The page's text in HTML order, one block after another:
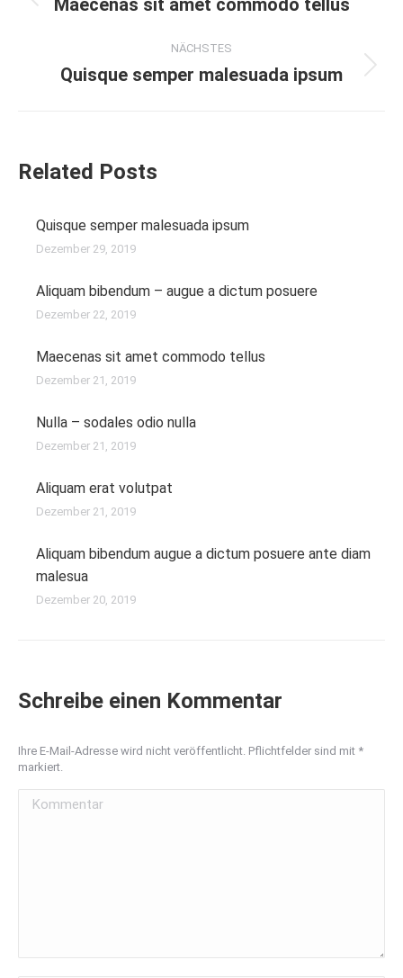
Vorheriger
Maecenas sit amet commodo tellus
NÄCHSTES
Nächster
Quisque semper malesuada ipsum
Related Posts
Quisque semper malesuada ipsum
Dezember 29, 2019
Aliquam bibendum – augue a dictum posuere
Dezember 22, 2019
Maecenas sit amet commodo tellus
Dezember 21, 2019
Nulla – sodales odio nulla
Dezember 21, 2019
Aliquam erat volutpat
Dezember 21, 2019
Aliquam bibendum augue a dictum posuere ante diam
malesua
Dezember 20, 2019
Schreibe einen Kommentar
Ihre E-Mail-Adresse wird nicht veröffentlicht. Pflichtfelder sind mit *
markiert.
Kommentar